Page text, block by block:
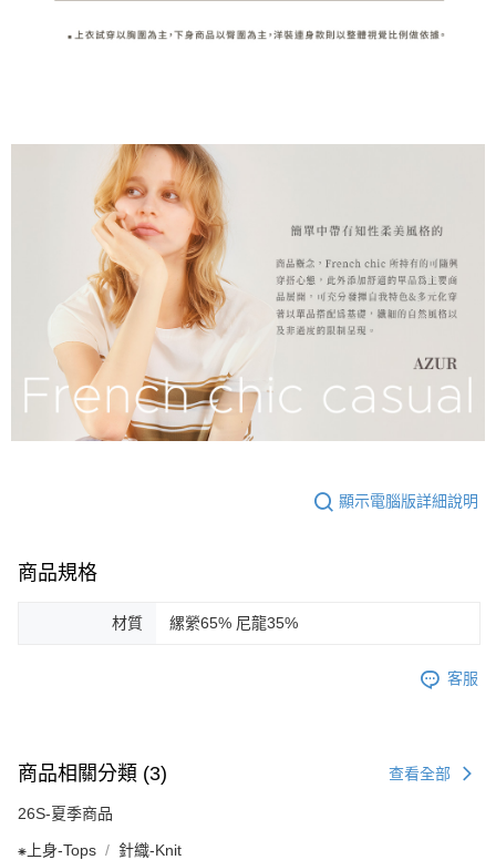
顯示電腦版詳細說明
商品規格
材質 縲縈65% 尼龍35%
客服
商品相關分類 (3) 查看全部
26S-夏季商品
⁕上身-Tops 針織-Knit